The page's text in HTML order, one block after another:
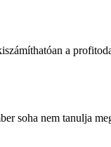
a
soha nem tanulja